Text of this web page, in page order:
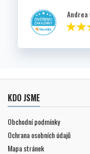
Andrea
KDO JSME
Obchodní podmínky
Ochrana osobních údajů
Mapa stránek